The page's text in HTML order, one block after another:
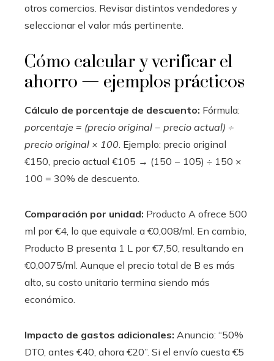
otros comercios. Revisar distintos vendedores y
seleccionar el valor más pertinente.
Cómo calcular y verificar el
ahorro — ejemplos prácticos
Cálculo de porcentaje de descuento: Fórmula:
porcentaje = (precio original − precio actual) ÷
precio original × 100. Ejemplo: precio original
€150, precio actual €105 → (150 − 105) ÷ 150 ×
100 = 30% de descuento.
Comparación por unidad: Producto A ofrece 500
ml por €4, lo que equivale a €0,008/ml. En cambio,
Producto B presenta 1 L por €7,50, resultando en
€0,0075/ml. Aunque el precio total de B es más
alto, su costo unitario termina siendo más
económico.
Impacto de gastos adicionales: Anuncio: “50%
DTO, antes €40, ahora €20”. Si el envío cuesta €5